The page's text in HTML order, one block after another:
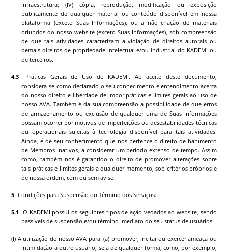
infraestrutura; (IV) cópia, reprodução, modificação ou exposição
publicamente de qualquer material ou conteúdo disponível em nossa
plataforma (exceto Suas Informações), ou a não criação de materiais
oriundos do nosso website (exceto Suas Informações), sob compreensão
de que tais atividades caracterizam a violação de direitos autorais ou
demais direitos de propriedade intelectual e/ou industrial do KADEMI ou
de terceiros.
Práticas Gerais de Uso do KADEMI. Ao aceite deste documento,
considera-se como declarado o seu conhecimento e entendimento acerca
do nosso direito e liberdade de impor práticas e limites gerais ao uso de
nosso AVA. Também é da sua compreensão a possibilidade de que erros
de armazenamento ou exclusão de qualquer uma de Suas Informações
possam ocorrer por motivos de imperfeições ou desestabilidades técnicas
ou operacionais sujeitas à tecnologia disponível para tais atividades.
Ainda, é de seu conhecimento que nos pertence o direito de banimento
de Membros inativos, a considerar um período extenso de tempo. Assim
como, também nos é garantido o direito de promover alterações sobre
tais práticas e limites gerais a qualquer momento, sob critérios próprios e
de nossa ordem, com ou sem aviso.
Condições para Suspensão ou Término dos Serviços:
O KADEMI possui os seguintes tipos de ação vedados ao website, sendo
passíveis de suspensão e/ou término imediato do seu status de usuários:
(I) A utilização do nosso AVA para: (a) promover, incitar ou exercer ameaça ou
intimidação a outro usuário, seja de qualquer forma, como, por exemplo,